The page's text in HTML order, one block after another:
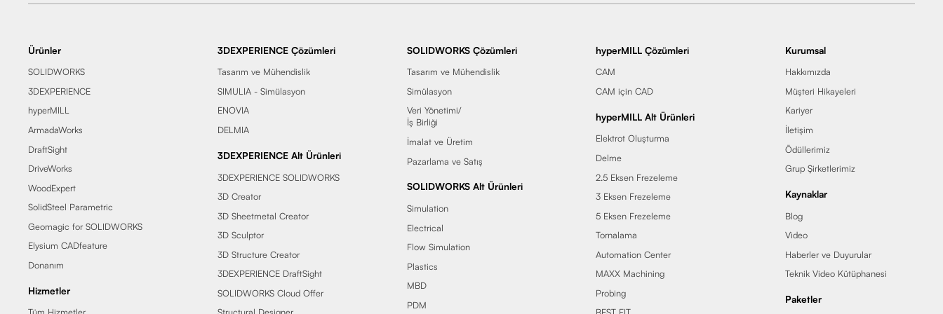
Ürünler
SOLIDWORKS
3DEXPERIENCE
hyperMILL
ArmadaWorks
DraftSight
DriveWorks
WoodExpert
SolidSteel Parametric
Geomagic for SOLIDWORKS
Elysium CADfeature
Donanım
Hizmetler
3DEXPERIENCE Çözümleri
Tasarım ve Mühendislik
SIMULIA - Simülasyon
ENOVIA
DELMIA
3DEXPERIENCE Alt Ürünleri
3DEXPERIENCE SOLIDWORKS
3D Creator
3D Sheetmetal Creator
3D Sculptor
3D Structure Creator
3DEXPERIENCE DraftSight
SOLIDWORKS Cloud Offer
SOLIDWORKS Çözümleri
Tasarım ve Mühendislik
Simülasyon
Veri Yönetimi/
İş Birliği
İmalat ve Üretim
Pazarlama ve Satış
SOLIDWORKS Alt Ürünleri
Simulation
Electrical
Flow Simulation
Plastics
MBD
PDM
hyperMILL Çözümleri
CAM
CAM için CAD
hyperMILL Alt Ürünleri
Elektrot Oluşturma
Delme
2.5 Eksen Frezeleme
3 Eksen Frezeleme
5 Eksen Frezeleme
Tornalama
Automation Center
MAXX Machining
Probing
Kurumsal
Hakkımızda
Müşteri Hikayeleri
Kariyer
İletişim
Ödüllerimiz
Grup Şirketlerimiz
Kaynaklar
Blog
Video
Haberler ve Duyurular
Teknik Video Kütüphanesi
Paketler